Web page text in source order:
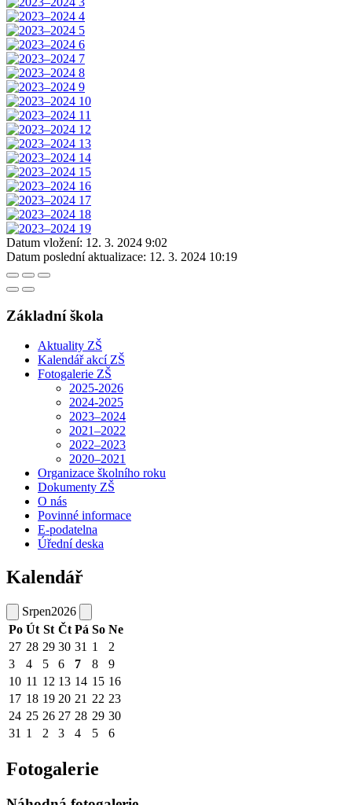
Datum vložení: 12. 3. 2024 9:02
Datum poslední aktualizace: 12. 3. 2024 10:19
Základní škola
Aktuality ZŠ
Kalendář akcí ZŠ
Fotogalerie ZŠ
2025-2026
2024-2025
2023–2024
2021–2022
2022–2023
2020–2021
Organizace školního roku
Dokumenty ZŠ
O nás
Povinné informace
E-podatelna
Úřední deska
Kalendář
Srpen2026
Po Út St Čt Pá So Ne
27 28 29 30 31 1
2
3
4 5 6 7 8
9
10 11 12 13 14 15 16
17 18 19 20 21 22 23
24 25 26 27 28 29 30
31 1 2 3 4 5 6
Fotogalerie